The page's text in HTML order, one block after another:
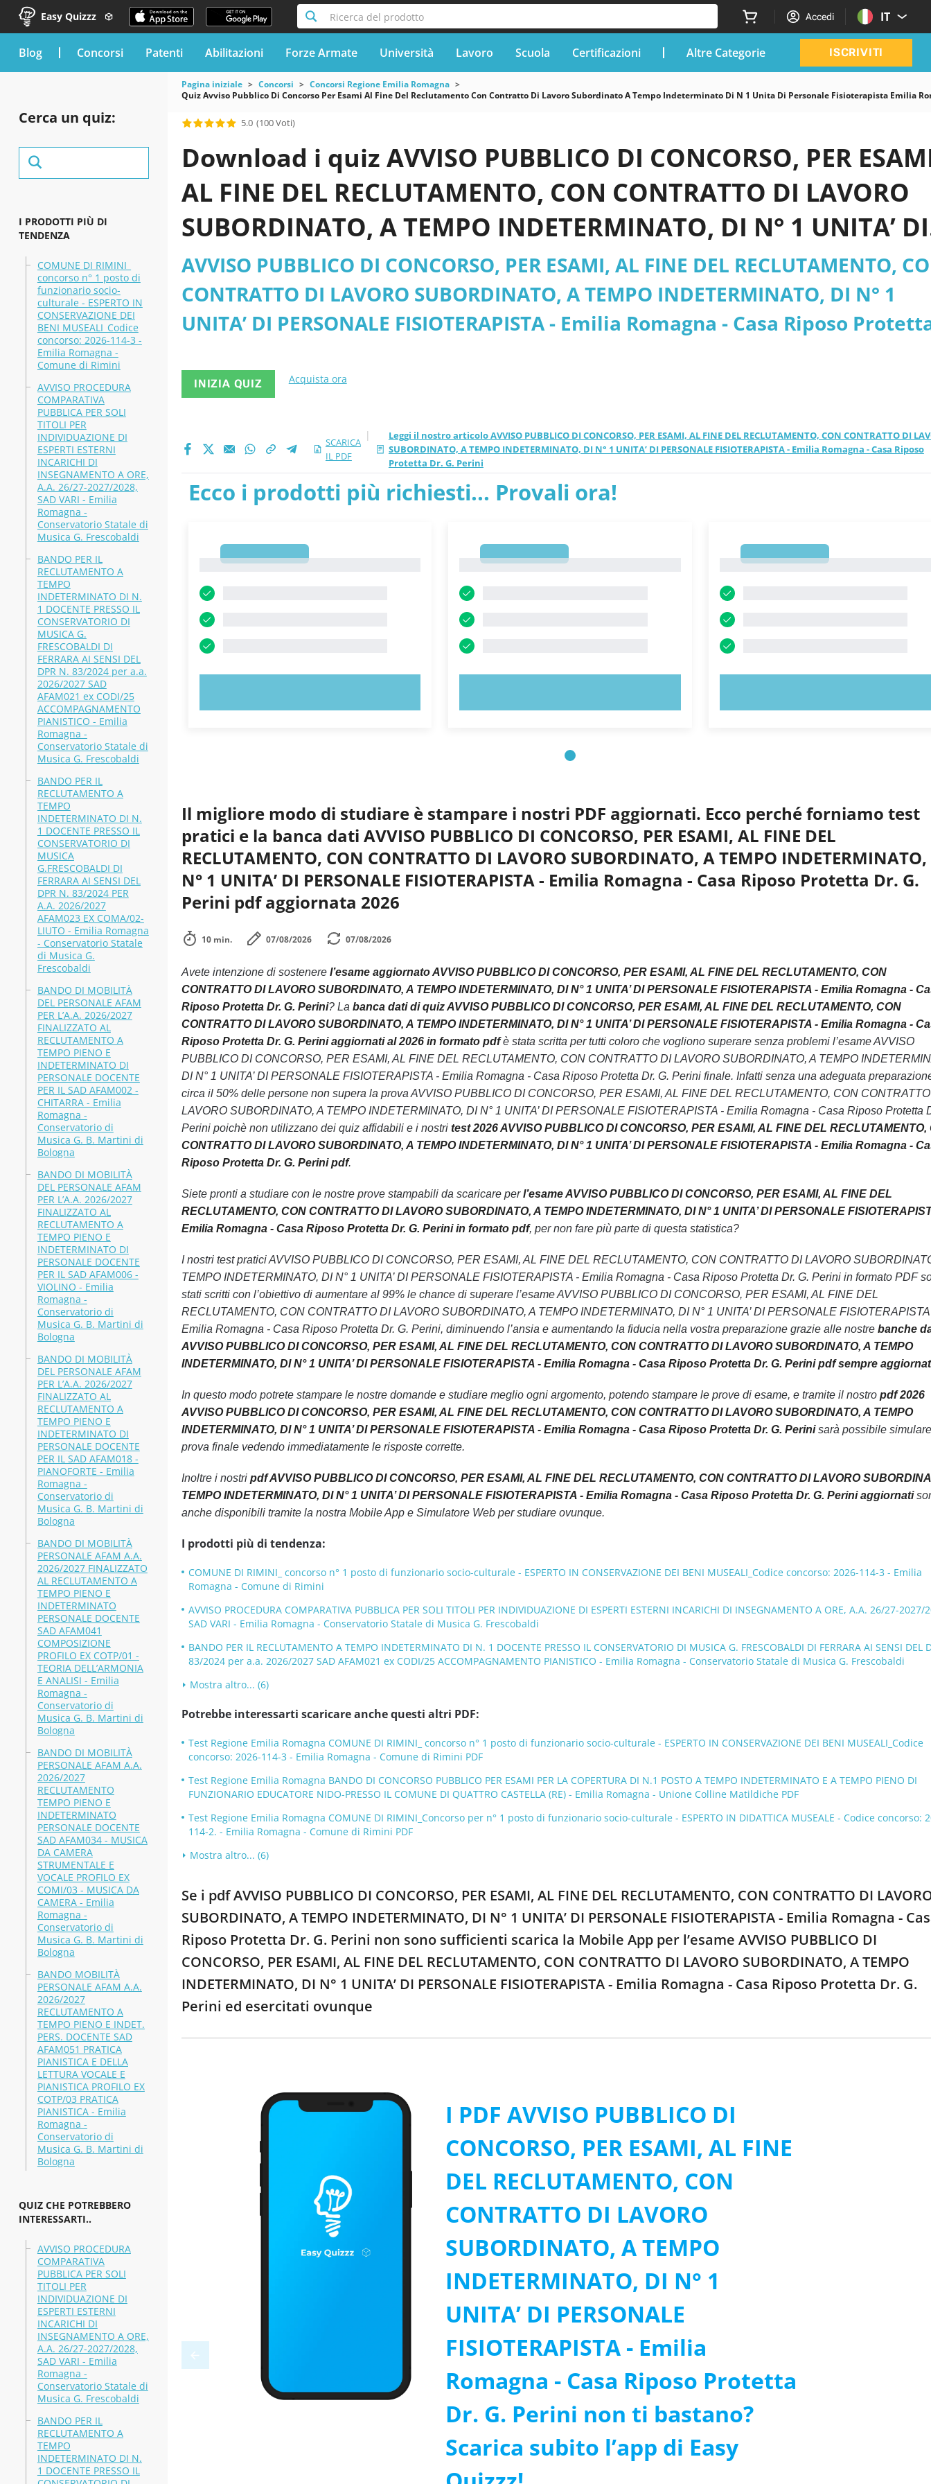
Easy Quizzz Ricerca del prodotto Accedi IT
blog Concorsi Patenti Abilitazioni Forze Armate Università Lavoro Scuola Certificazioni Altre Categorie ISCRIVITI
Cerca un quiz:
I PRODOTTI PIÙ DI
TENDENZA
COMUNE DI RIMINI_
concorso n° 1 posto di
funzionario socio-
culturale - ESPERTO IN
CONSERVAZIONE DEI
BENI MUSEALI_Codice
concorso: 2026-114-3 -
Emilia Romagna -
Comune di Rimini
AVVISO PROCEDURA
COMPARATIVA
PUBBLICA PER SOLI
TITOLI PER
INDIVIDUAZIONE DI
ESPERTI ESTERNI
INCARICHI DI
INSEGNAMENTO A ORE,
A.A. 26/27-2027/2028,
SAD VARI - Emilia
Romagna -
Conservatorio Statale di
Musica G. Frescobaldi
BANDO PER IL
RECLUTAMENTO A
TEMPO
INDETERMINATO DI N.
1 DOCENTE PRESSO IL
CONSERVATORIO DI
MUSICA G.
FRESCOBALDI DI
FERRARA AI SENSI DEL
DPR N. 83/2024 per a.a.
2026/2027 SAD
AFAM021 ex CODI/25
ACCOMPAGNAMENTO
PIANISTICO - Emilia
Romagna -
Conservatorio Statale di
Musica G. Frescobaldi
BANDO PER IL
RECLUTAMENTO A
TEMPO
INDETERMINATO DI N.
1 DOCENTE PRESSO IL
CONSERVATORIO DI
MUSICA
G.FRESCOBALDI DI
FERRARA AI SENSI DEL
DPR N. 83/2024 PER
A.A. 2026/2027
AFAM023 EX COMA/02-
LIUTO - Emilia Romagna
- Conservatorio Statale
di Musica G.
Frescobaldi
BANDO DI MOBILITÀ
DEL PERSONALE AFAM
PER L’A.A. 2026/2027
FINALIZZATO AL
RECLUTAMENTO A
TEMPO PIENO E
INDETERMINATO DI
PERSONALE DOCENTE
PER IL SAD AFAM002 -
CHITARRA - Emilia
Romagna -
Conservatorio di
Musica G. B. Martini di
Bologna
BANDO DI MOBILITÀ
DEL PERSONALE AFAM
PER L’A.A. 2026/2027
FINALIZZATO AL
RECLUTAMENTO A
TEMPO PIENO E
INDETERMINATO DI
PERSONALE DOCENTE
PER IL SAD AFAM006 -
VIOLINO - Emilia
Romagna -
Conservatorio di
Musica G. B. Martini di
Bologna
BANDO DI MOBILITÀ
DEL PERSONALE AFAM
PER L’A.A. 2026/2027
FINALIZZATO AL
RECLUTAMENTO A
TEMPO PIENO E
INDETERMINATO DI
PERSONALE DOCENTE
PER IL SAD AFAM018 -
PIANOFORTE - Emilia
Romagna -
Conservatorio di
Musica G. B. Martini di
Bologna
BANDO DI MOBILITÀ
PERSONALE AFAM A.A.
2026/2027 FINALIZZATO
AL RECLUTAMENTO A
TEMPO PIENO E
INDETERMINATO
PERSONALE DOCENTE
SAD AFAM041
COMPOSIZIONE
PROFILO EX COTP/01 -
TEORIA DELL’ARMONIA
E ANALISI - Emilia
Romagna -
Conservatorio di
Musica G. B. Martini di
Bologna
BANDO DI MOBILITÀ
PERSONALE AFAM A.A.
2026/2027
RECLUTAMENTO
TEMPO PIENO E
INDETERMINATO
PERSONALE DOCENTE
SAD AFAM034 - MUSICA
DA CAMERA
STRUMENTALE E
VOCALE PROFILO EX
COMI/03 - MUSICA DA
CAMERA - Emilia
Romagna -
Conservatorio di
Musica G. B. Martini di
Bologna
BANDO MOBILITÀ
PERSONALE AFAM A.A.
2026/2027
RECLUTAMENTO A
TEMPO PIENO E INDET.
PERS. DOCENTE SAD
AFAM051 PRATICA
PIANISTICA E DELLA
LETTURA VOCALE E
PIANISTICA PROFILO EX
COTP/03 PRATICA
PIANISTICA - Emilia
Romagna -
Conservatorio di
Musica G. B. Martini di
Bologna
QUIZ CHE POTREBBERO
INTERESSARTI..
AVVISO PROCEDURA
COMPARATIVA
PUBBLICA PER SOLI
TITOLI PER
INDIVIDUAZIONE DI
ESPERTI ESTERNI
INCARICHI DI
INSEGNAMENTO A ORE,
A.A. 26/27-2027/2028,
SAD VARI - Emilia
Romagna -
Conservatorio Statale di
Musica G. Frescobaldi
BANDO PER IL
RECLUTAMENTO A
TEMPO
INDETERMINATO DI N.
1 DOCENTE PRESSO IL
Pagina iniziale Concorsi
Concorsi Regione Emilia Romagna
Quiz Avviso Pubblico Di Concorso Per Esami Al Fine Del Reclutamento Con Contratto Di Lavoro Subordinato A Tempo Indeterminato Di N 1 Unita Di Personale Fisioterapista Emilia
5.0 (100 Voti)
Download i quiz AVVISO PUBBLICO DI CONCORSO, PER
AL FINE DEL RECLUTAMENTO, CON CONTRATTO DI LAVORO
SUBORDINATO, A TEMPO INDETERMINATO, DI N° 1 UNITA’ DI
PERSONALE FISIOTERAPISTA - Emilia Romagna - Casa Riposo
Protetta Dr. G. Perini pdf versione 2026 aggiornati
AVVISO PUBBLICO DI CONCORSO, PER ESAMI, AL FINE DEL RECLUTAMENTO,
CONTRATTO DI LAVORO SUBORDINATO, A TEMPO INDETERMINATO, DI N° 1
UNITA’ DI PERSONALE FISIOTERAPISTA - Emilia Romagna - Casa Riposo
INIZIA QUIZ Acquista ora
SCARICA
IL PDF
|
Leggi il nostro articolo AVVISO PUBBLICO DI CONCORSO, PER ESAMI, AL FINE DEL RECLUTAMENTO, CON CONTRATTO DI
SUBORDINATO, A TEMPO INDETERMINATO, DI N° 1 UNITA’ DI PERSONALE FISIOTERAPISTA - Emilia Romagna - Casa Riposo
Protetta Dr. G. Perini
Ecco i prodotti più richiesti... Provali ora!
Il migliore modo di studiare è stampare i nostri PDF aggiornati. Ecco perché forniamo test
pratici e la banca dati AVVISO PUBBLICO DI CONCORSO, PER ESAMI, AL FINE DEL
RECLUTAMENTO, CON CONTRATTO DI LAVORO SUBORDINATO, A TEMPO
N° 1 UNITA’ DI PERSONALE FISIOTERAPISTA - Emilia Romagna - Casa Riposo Protetta Dr. G.
Perini pdf aggiornata 2026
10 min. 07/08/2026 07/08/2026
Avete intenzione di sostenere l’esame aggiornato AVVISO PUBBLICO DI CONCORSO, PER ESAMI, AL FINE DEL RECLUTAMENTO, CON
CONTRATTO DI LAVORO SUBORDINATO, A TEMPO INDETERMINATO, DI N° 1 UNITA’ DI PERSONALE FISIOTERAPISTA - Emilia Romagna -
Riposo Protetta Dr. G. Perini? La banca dati di quiz AVVISO PUBBLICO DI CONCORSO, PER ESAMI, AL FINE DEL RECLUTAMENTO, CON
CONTRATTO DI LAVORO SUBORDINATO, A TEMPO INDETERMINATO, DI N° 1 UNITA’ DI PERSONALE FISIOTERAPISTA - Emilia Romagna -
Riposo Protetta Dr. G. Perini aggiornati al 2026 in formato pdfè stata scritta per tutti coloro che vogliono superare senza problemi l’esame AVVISO
PUBBLICO DI CONCORSO, PER ESAMI, AL FINE DEL RECLUTAMENTO, CON CONTRATTO DI LAVORO SUBORDINATO, A TEMPO
DI N° 1 UNITA’ DI PERSONALE FISIOTERAPISTA - Emilia Romagna - Casa Riposo Protetta Dr. G. Perini finale. Infatti senza una adeguata
circa il 50% delle persone non supera la prova AVVISO PUBBLICO DI CONCORSO, PER ESAMI, AL FINE DEL RECLUTAMENTO, CON
LAVORO SUBORDINATO, A TEMPO INDETERMINATO, DI N° 1 UNITA’ DI PERSONALE FISIOTERAPISTA - Emilia Romagna - Casa Riposo Protetta
Perini poichè non utilizzano dei quiz affidabili e i nostri test 2026 AVVISO PUBBLICO DI CONCORSO, PER ESAMI, AL FINE DEL RECLUTAMENTO,
CONTRATTO DI LAVORO SUBORDINATO, A TEMPO INDETERMINATO, DI N° 1 UNITA’ DI PERSONALE FISIOTERAPISTA - Emilia Romagna -
Riposo Protetta Dr. G. Perini pdf.
Siete pronti a studiare con le nostre prove stampabili da scaricare perl’esame AVVISO PUBBLICO DI CONCORSO, PER ESAMI, AL FINE DEL
RECLUTAMENTO, CON CONTRATTO DI LAVORO SUBORDINATO, A TEMPO INDETERMINATO, DI N° 1 UNITA’ DI PERSONALE
Emilia Romagna - Casa Riposo Protetta Dr. G. Perini in formato pdf, per non fare più parte di questa statistica?
I nostri test pratici AVVISO PUBBLICO DI CONCORSO, PER ESAMI, AL FINE DEL RECLUTAMENTO, CON CONTRATTO DI LAVORO
TEMPO INDETERMINATO, DI N° 1 UNITA’ DI PERSONALE FISIOTERAPISTA - Emilia Romagna - Casa Riposo Protetta Dr. G. Perini in formato PDF
stati scritti con l’obiettivo di aumentare al 99% le chance di superare l’esame AVVISO PUBBLICO DI CONCORSO, PER ESAMI, AL FINE DEL
RECLUTAMENTO, CON CONTRATTO DI LAVORO SUBORDINATO, A TEMPO INDETERMINATO, DI N° 1 UNITA’ DI PERSONALE FISIOTERAPISTA
Emilia Romagna - Casa Riposo Protetta Dr. G. Perini, diminuendo l’ansia e aumentando la fiducia nella vostra preparazione grazie alle nostre banche
AVVISO PUBBLICO DI CONCORSO, PER ESAMI, AL FINE DEL RECLUTAMENTO, CON CONTRATTO DI LAVORO SUBORDINATO, A TEMPO
INDETERMINATO, DI N° 1 UNITA’ DI PERSONALE FISIOTERAPISTA - Emilia Romagna - Casa Riposo Protetta Dr. G. Perini pdf sempre
In questo modo potrete stampare le nostre domande e studiare meglio ogni argomento, potendo stampare le prove di esame, e tramite il nostro pdf 2026
AVVISO PUBBLICO DI CONCORSO, PER ESAMI, AL FINE DEL RECLUTAMENTO, CON CONTRATTO DI LAVORO SUBORDINATO, A TEMPO
INDETERMINATO, DI N° 1 UNITA’ DI PERSONALE FISIOTERAPISTA - Emilia Romagna - Casa Riposo Protetta Dr. G. Perinisarà possibile
prova finale vedendo immediatamente le risposte corrette.
Inoltre i nostri pdf AVVISO PUBBLICO DI CONCORSO, PER ESAMI, AL FINE DEL RECLUTAMENTO, CON CONTRATTO DI LAVORO
TEMPO INDETERMINATO, DI N° 1 UNITA’ DI PERSONALE FISIOTERAPISTA - Emilia Romagna - Casa Riposo Protetta Dr. G. Perini aggiornati
anche disponibili tramite la nostra Mobile App e Simulatore Web per studiare ovunque.
I prodotti più di tendenza:
COMUNE DI RIMINI_ concorso n° 1 posto di funzionario socio-culturale - ESPERTO IN CONSERVAZIONE DEI BENI MUSEALI_Codice concorso: 2026-114-3 - Emilia
Romagna - Comune di Rimini
AVVISO PROCEDURA COMPARATIVA PUBBLICA PER SOLI TITOLI PER INDIVIDUAZIONE DI ESPERTI ESTERNI INCARICHI DI INSEGNAMENTO A ORE, A.A. 26/27-2027/
SAD VARI - Emilia Romagna - Conservatorio Statale di Musica G. Frescobaldi
BANDO PER IL RECLUTAMENTO A TEMPO INDETERMINATO DI N. 1 DOCENTE PRESSO IL CONSERVATORIO DI MUSICA G. FRESCOBALDI DI FERRARA AI SENSI DEL
83/2024 per a.a. 2026/2027 SAD AFAM021 ex CODI/25 ACCOMPAGNAMENTO PIANISTICO - Emilia Romagna - Conservatorio Statale di Musica G. Frescobaldi
Mostra altro... (6)
Potrebbe interessarti scaricare anche questi altri PDF:
Test Regione Emilia Romagna COMUNE DI RIMINI_ concorso n° 1 posto di funzionario socio-culturale - ESPERTO IN CONSERVAZIONE DEI BENI MUSEALI_Codice
concorso: 2026-114-3 - Emilia Romagna - Comune di Rimini PDF
Test Regione Emilia Romagna BANDO DI CONCORSO PUBBLICO PER ESAMI PER LA COPERTURA DI N.1 POSTO A TEMPO INDETERMINATO E A TEMPO PIENO DI
FUNZIONARIO EDUCATORE NIDO-PRESSO IL COMUNE DI QUATTRO CASTELLA (RE) - Emilia Romagna - Unione Colline Matildiche PDF
Test Regione Emilia Romagna COMUNE DI RIMINI_Concorso per n° 1 posto di funzionario socio-culturale - ESPERTO IN DIDATTICA MUSEALE - Codice concorso:
114-2. - Emilia Romagna - Comune di Rimini PDF
Mostra altro... (6)
Se i pdf AVVISO PUBBLICO DI CONCORSO, PER ESAMI, AL FINE DEL RECLUTAMENTO, CON CONTRATTO DI
SUBORDINATO, A TEMPO INDETERMINATO, DI N° 1 UNITA’ DI PERSONALE FISIOTERAPISTA - Emilia Romagna -
Riposo Protetta Dr. G. Perini non sono sufficienti scarica la Mobile App per l’esame AVVISO PUBBLICO DI
CONCORSO, PER ESAMI, AL FINE DEL RECLUTAMENTO, CON CONTRATTO DI LAVORO SUBORDINATO, A TEMPO
INDETERMINATO, DI N° 1 UNITA’ DI PERSONALE FISIOTERAPISTA - Emilia Romagna - Casa Riposo Protetta Dr. G.
Perini ed esercitati ovunque
I PDF AVVISO PUBBLICO DI
CONCORSO, PER ESAMI, AL FINE
DEL RECLUTAMENTO, CON
CONTRATTO DI LAVORO
SUBORDINATO, A TEMPO
INDETERMINATO, DI N° 1
UNITA’ DI PERSONALE
FISIOTERAPISTA - Emilia
Romagna - Casa Riposo Protetta
Dr. G. Perini non ti bastano?
Scarica subito l’app di Easy